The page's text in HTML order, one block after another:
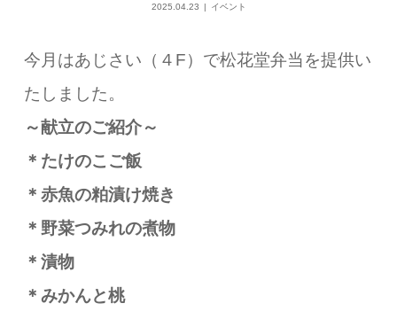
2025.04.23 イベント
今月はあじさい（４F）で松花堂弁当を提供い
たしました。
～献立のご紹介～
＊たけのこご飯
＊赤魚の粕漬け焼き
＊野菜つみれの煮物
＊漬物
＊みかんと桃